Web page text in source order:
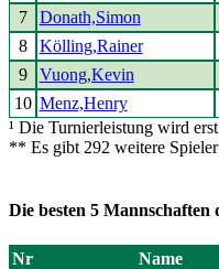
7
Donath,Simon
8
Kölling,Rainer
9
Vuong,Kevin
10 Menz,Henry
¹ Die Turnierleistung wird
** Es gibt 292 weitere
Die besten 5 Mannschaften
Nr Name